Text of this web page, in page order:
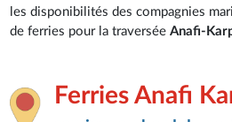
les disponibilités des compagnies
de ferries pour la traverséeAnafi-
Ferries Anafi